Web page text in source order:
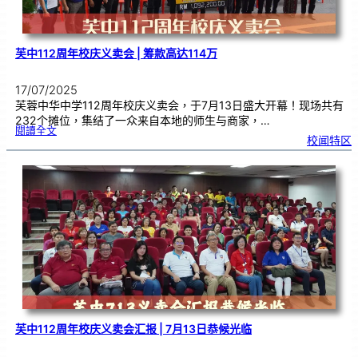
芙中112周年校庆义卖会 | 筹款高达114万
17/07/2025
芙蓉中华中学112周年校庆义卖会，于7月13日盛大开幕！现场共有
232个摊位，集结了一众来自本地的师生与商家，…
閱讀全文:芙
1
周
年
校
庆
义
卖
会
|筹
款
高
达
1
1
4
万
校闻特区
芙中112周年校庆义卖会汇报 | 7月13日恭候光临